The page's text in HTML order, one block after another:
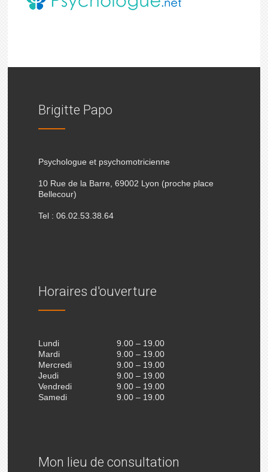
Brigitte Papo
Psychologue et psychomotricienne
10 Rue de la Barre, 69002 Lyon (proche place
Bellecour)
Tel : 06.02.53.38.64
Horaires d'ouverture
Lundi
9.00 – 19.00
Mardi
9.00 – 19.00
Mercredi
9.00 – 19.00
Jeudi
9.00 – 19.00
Vendredi
9.00 – 19.00
Samedi
9.00 – 19.00
Mon lieu de consultation